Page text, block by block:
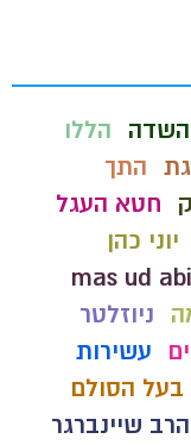
הללו
התך
חטא העגל
יוני כהן
ניוזלטר
עשירות
בעל הסולם
שיינברגר